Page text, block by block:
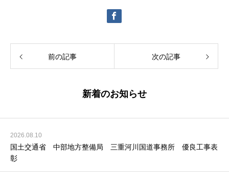
前の記事 次の記事
新着のお知らせ
2026.08.10
国土交通省 中部地方整備局 三重河川国道事務所 優良工事表
彰